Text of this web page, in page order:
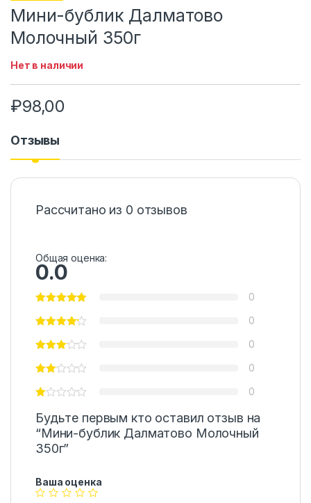
Мини-бублик Далматово
Молочный 350г
Нет в наличии
₽98,00
Отзывы
Рассчитано из 0 отзывов
Общая оценка:
0.0
0
0
0
0
0
Будьте первым кто оставил отзыв на
“Мини-бублик Далматово Молочный
350г”
Ваша оценка